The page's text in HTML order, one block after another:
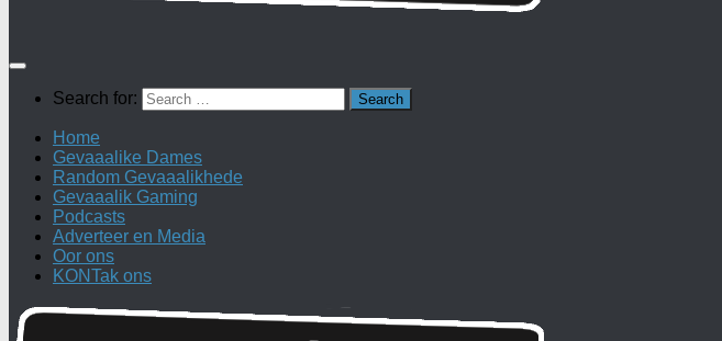
Search for:
Home
Gevaaalike Dames
Random Gevaaalikhede
Gevaaalik Gaming
Podcasts
Adverteer en Media
Oor ons
KONTak ons